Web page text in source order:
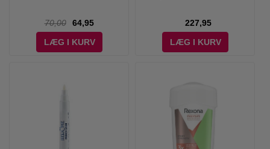
70,00
64,95
LÆG I KURV
227,95
LÆG I KURV